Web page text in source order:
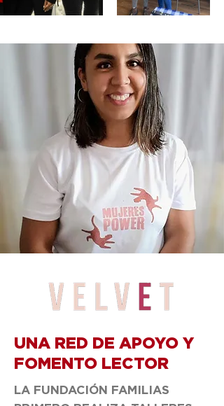
UNA RED DE APOYO Y
FOMENTO LECTOR
LA FUNDACIÓN FAMILIAS